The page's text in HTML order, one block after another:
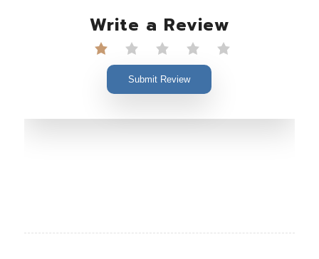
Write a Review
Submit Review